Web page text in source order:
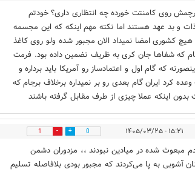
روی کامنتت خورده چه انتظاری داری؟ خودتم
و بد عهد هستند اما نکته مهم اینکه که این مجسمه
کشوری امضا نمیداد الان مجبور شده ولو روی کاغذ
که شفاها جان کری به ظریف تضمین داده بود. فرمت
که گام اول و اعتمادساز رو آمریکا باید برداره و
کرد ایران گام بعدی رو بر نمیداره برخلاف برجام که
بدون اینکه عملا چیزی از طرف مقابل گرفته باشند
۱۵:۲۱ - ۱۴۰۵/۰۳/۲۵ 0
1
مبعوث شده در میادین نبودند ،، مزدوران دشمن
آشوبی به پا می‌کردند که مجبور بودی بلافاصله تسلیم